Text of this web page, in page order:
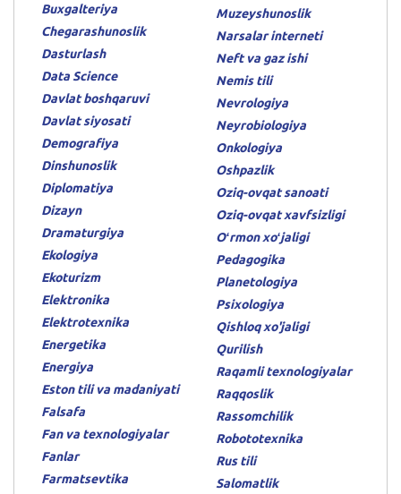
Buxgalteriya
Chegarashunoslik
Dasturlash
Data Science
Davlat boshqaruvi
Davlat siyosati
Demografiya
Dinshunoslik
Diplomatiya
Dizayn
Dramaturgiya
Ekologiya
Ekoturizm
Elektronika
Elektrotexnika
Energetika
Energiya
Eston tili va madaniyati
Falsafa
Fan va texnologiyalar
Fanlar
Farmatsevtika
Muzeyshunoslik
Narsalar interneti
Neft va gaz ishi
Nemis tili
Nevrologiya
Neyrobiologiya
Onkologiya
Oshpazlik
Oziq-ovqat sanoati
Oziq-ovqat xavfsizligi
Oʻrmon xoʻjaligi
Pedagogika
Planetologiya
Psixologiya
Qishloq xo'jaligi
Qurilish
Raqamli texnologiyalar
Raqqoslik
Rassomchilik
Robototexnika
Rus tili
Salomatlik